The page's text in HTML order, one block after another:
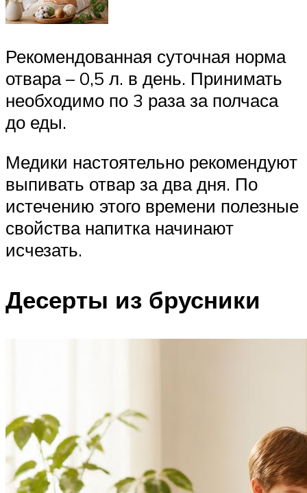
Рекомендованная суточная норма
отвара – 0,5 л. в день. Принимать
необходимо по 3 раза за полчаса
до еды.
Медики настоятельно рекомендуют
выпивать отвар за два дня. По
истечению этого времени полезные
свойства напитка начинают
исчезать.
Десерты из брусники